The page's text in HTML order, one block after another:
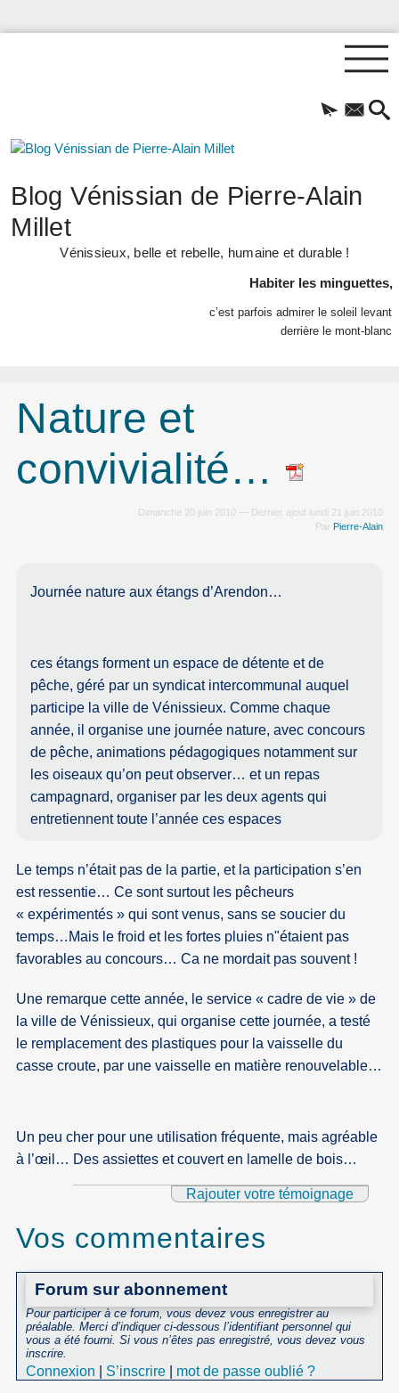
Blog Vénissian de Pierre-Alain
Millet
Vénissieux, belle et rebelle, humaine et durable !
Habiter les minguettes,
c’est parfois admirer le soleil levant
derrière le mont-blanc
Nature et
convivialité…
Dimanche 20 juin 2010 — Dernier ajout lundi 21 juin 2010
Par Pierre-Alain
Journée nature aux étangs d’Arendon…
ces étangs forment un espace de détente et de
pêche, géré par un syndicat intercommunal auquel
participe la ville de Vénissieux. Comme chaque
année, il organise une journée nature, avec concours
de pêche, animations pédagogiques notamment sur
les oiseaux qu’on peut observer… et un repas
campagnard, organiser par les deux agents qui
entretiennent toute l’année ces espaces
Le temps n’était pas de la partie, et la participation s’en
est ressentie… Ce sont surtout les pêcheurs
« expérimentés » qui sont venus, sans se soucier du
temps…Mais le froid et les fortes pluies n"étaient pas
favorables au concours… Ca ne mordait pas souvent !
Une remarque cette année, le service « cadre de vie » de
la ville de Vénissieux, qui organise cette journée, a testé
le remplacement des plastiques pour la vaisselle du
casse croute, par une vaisselle en matière renouvelable…
Un peu cher pour une utilisation fréquente, mais agréable
à l’œil… Des assiettes et couvert en lamelle de bois…
Rajouter votre témoignage
Vos commentaires
Forum sur abonnement
Pour participer à ce forum, vous devez vous enregistrer au
préalable. Merci d’indiquer ci-dessous l’identifiant personnel qui
vous a été fourni. Si vous n’êtes pas enregistré, vous devez vous
inscrire.
Connexion S’inscrire mot de passe oublié ?